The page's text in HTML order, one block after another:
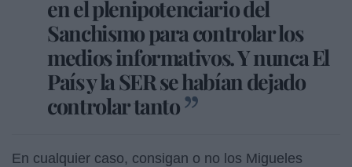
en el plenipotenciario del
Sanchismo para controlar los
medios informativos. Y nunca El
País y la SER se habían dejado
controlar tanto
En cualquier caso, consigan o no los Migueles